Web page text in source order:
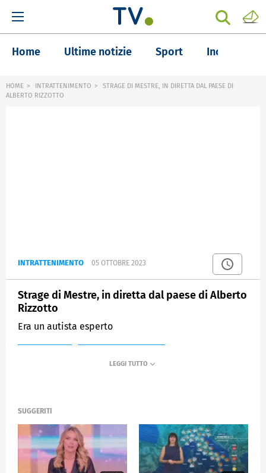
Home Ultime notizie Sport Inchieste
HOME INTRATTENIMENTO
STRAGE DI MESTRE, IN DIRETTA DAL PAESE DI
ALBERTO RIZZOTTO
INTRATTENIMENTO 05 OTTOBRE 2023
Strage di Mestre, in diretta dal paese di Alberto
Rizzotto
Era un autista esperto
SUGGERITI